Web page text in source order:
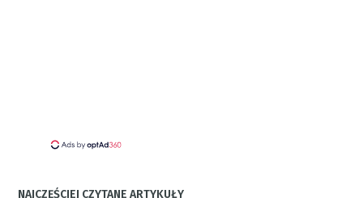
NAJCZĘŚCIEJ CZYTANE ARTYKUŁY